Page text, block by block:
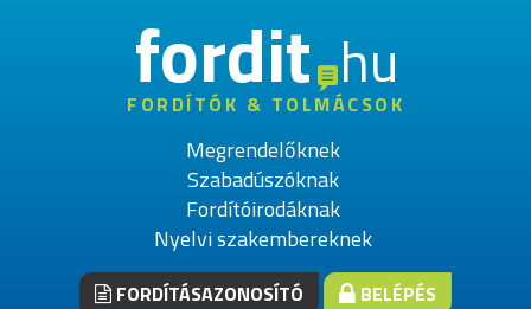
fordithu
FORDÍTÓK & TOLMÁCSOK
Megrendelőknek
Szabadúszóknak
Fordítóirodáknak
Nyelvi szakembereknek
FORDÍTÁSAZONOSÍTÓ BELÉPÉS